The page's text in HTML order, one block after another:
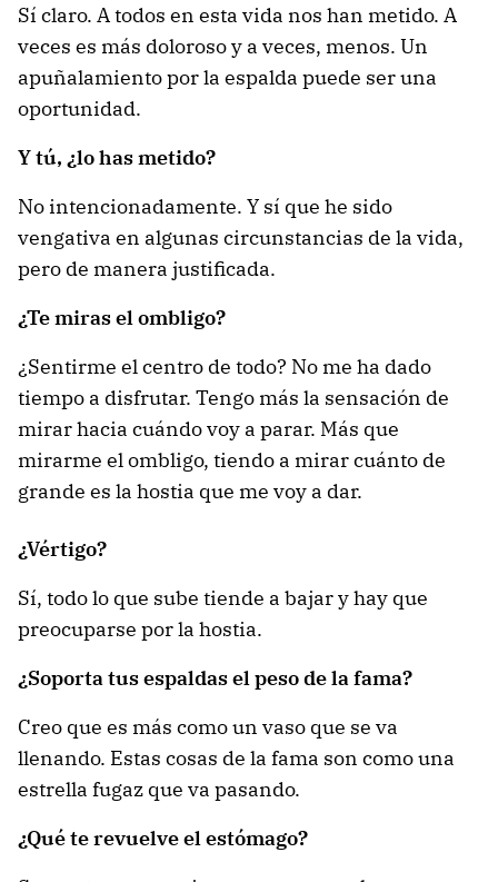
Sí claro. A todos en esta vida nos han metido. A
veces es más doloroso y a veces, menos. Un
apuñalamiento por la espalda puede ser una
oportunidad.
Y tú, ¿lo has metido?
No intencionadamente. Y sí que he sido
vengativa en algunas circunstancias de la vida,
pero de manera justificada.
¿Te miras el ombligo?
¿Sentirme el centro de todo? No me ha dado
tiempo a disfrutar. Tengo más la sensación de
mirar hacia cuándo voy a parar. Más que
mirarme el ombligo, tiendo a mirar cuánto de
grande es la hostia que me voy a dar.
¿Vértigo?
Sí, todo lo que sube tiende a bajar y hay que
preocuparse por la hostia.
¿Soporta tus espaldas el peso de la fama?
Creo que es más como un vaso que se va
llenando. Estas cosas de la fama son como una
estrella fugaz que va pasando.
¿Qué te revuelve el estómago?